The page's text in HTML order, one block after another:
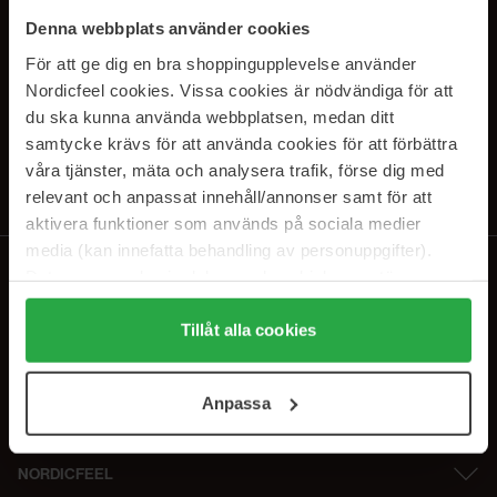
Denna webbplats använder cookies
För att ge dig en bra shoppingupplevelse använder
Nordicfeel cookies. Vissa cookies är nödvändiga för att
du ska kunna använda webbplatsen, medan ditt
samtycke krävs för att använda cookies för att förbättra
våra tjänster, mäta och analysera trafik, förse dig med
relevant och anpassat innehåll/annonser samt för att
aktivera funktioner som används på sociala medier
media (kan innefatta behandling av personuppgifter).
Genom att trycka på "Tillåt alla cookies" accepterar du
alla cookies, medan du under "Detaljer" kan anpassa
användningen av cookies. Du kan när som helst återkalla
samt vår Integritetspolicy.
Tillåt alla cookies
Anpassa
PRENUMERERA PÅ VÅRA
NYHETSBREV
E-postadress
Genom att prenumerera accepterar du vårIntegritetspolicy.
NORDICFEEL